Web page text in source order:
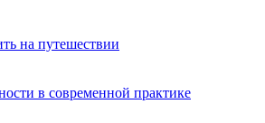
на путешествии
в современной практике